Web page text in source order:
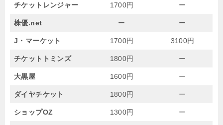
チケットレンジャー 1700円 ー
株優.net ー ー
J・マーケット 1700円 3100円
チケットトミンズ 1800円 ー
大黒屋 1600円 ー
ダイヤチケット 1800円 ー
ショップOZ 1300円 ー